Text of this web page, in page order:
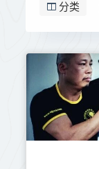
分类